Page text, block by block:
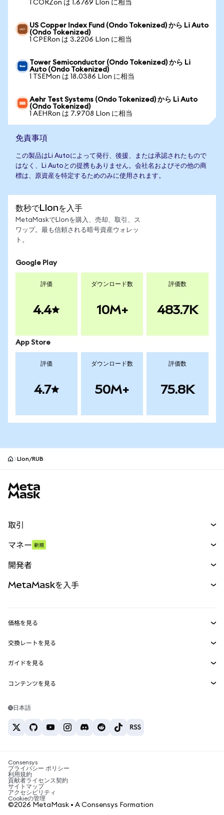
1 CORZon は 1.6769 LIon に相当
US Copper Index Fund (Ondo Tokenized) から Li Auto
(Ondo Tokenized)
1 CPERon は 3.2206 LIon に相当
Tower Semiconductor (Ondo Tokenized) から Li
Auto (Ondo Tokenized)
1 TSEMon は 18.0386 LIon に相当
Aehr Test Systems (Ondo Tokenized) から Li Auto
(Ondo Tokenized)
1 AEHRon は 7.9708 LIon に相当
免責事項
この製品はLi Autoによって発行、後援、または承認されたもので
はなく、Li Autoとの提携もありません。会社名およびその他の商
標は、原資産を特定するためのみに使用されます。
数秒でLIonを入手
MetaMaskでLIonを購入、売却、取引、ス
ワップ。最も信頼される暗号資産ウォレッ
ト。
Google Play
評価
4.4
ダウンロード数
10M+
評価数
483.7K
App Store
評価
4.7
ダウンロード数
50M+
評価数
75.8K
LIon/RUB
取引
パーペチュアル
RWA
マネー 新規
開発者
MetaMask Connect
Snaps
Web3サービス
MetaMaskを入手
セキュリティ
サポート
キャリア
お問い合わせ
価格を見る
イーサリアムの価格
Solanaの価格
Tetherの価格
交換レートを見る
ETH→USD
USDT→INR
BTC→INR
ETH→USDT
ガイドを見る
ETHの購入
USDTの購入
SHIBの購入
BNBの購入
コンテンツを見る
Solanaウォレット
税制関連ニュース
暗号資産の購入方法は？
ビットコインを売るには？
日本語
Consensys
プライバシー ポリシー
利用規約
貢献者ライセンス契約
サイトマップ
アクセシビリティ
Cookieの管理
©2026 MetaMask • A Consensys Formation